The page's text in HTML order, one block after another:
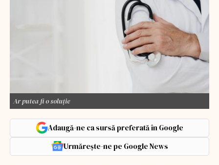
Ar putea fi o soluție
Adaugă-ne ca sursă preferată în Google
Urmărește-ne pe Google News